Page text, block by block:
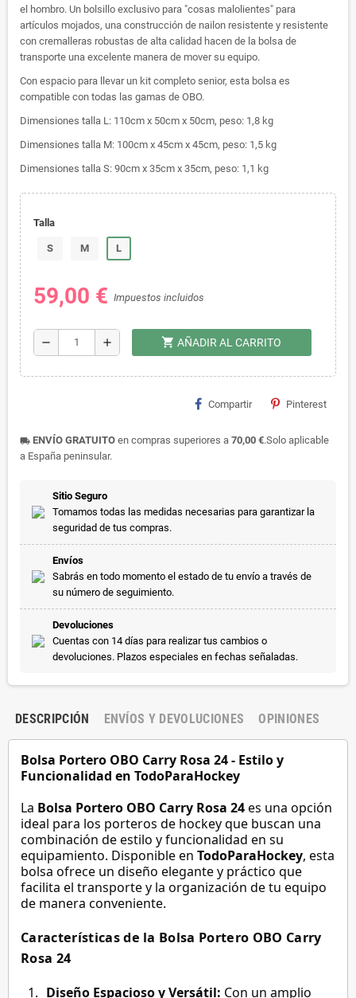
el hombro. Un bolsillo exclusivo para "cosas malolientes" para
artículos mojados, una construcción de nailon resistente y resistente
con cremalleras robustas de alta calidad hacen de la bolsa de
transporte una excelente manera de mover su equipo.
Con espacio para llevar un kit completo senior, esta bolsa es
compatible con todas las gamas de OBO.
Dimensiones talla L: 110cm x 50cm x 50cm, peso: 1,8 kg
Dimensiones talla M: 100cm x 45cm x 45cm, peso: 1,5 kg
Dimensiones talla S: 90cm x 35cm x 35cm, peso: 1,1 kg
Talla
S M L
59,00 € Impuestos incluidos
remove add shopping_cart AÑADIR AL CARRITO
Compartir Pinterest
local_shipping ENVÍO GRATUITO en compras superiores a 70,00 €.Solo aplicable
a España peninsular.
Sitio Seguro
Tomamos todas las medidas necesarias para garantizar la
seguridad de tus compras.
Envíos
Sabrás en todo momento el estado de tu envío a través de
su número de seguimiento.
Devoluciones
Cuentas con 14 días para realizar tus cambios o
devoluciones. Plazos especiales en fechas señaladas.
DESCRIPCIÓN ENVÍOS Y DEVOLUCIONES OPINIONES
Bolsa Portero OBO Carry Rosa 24 - Estilo y
Funcionalidad en TodoParaHockey
La Bolsa Portero OBO Carry Rosa 24es una opción
ideal para los porteros de hockey que buscan una
combinación de estilo y funcionalidad en su
equipamiento. Disponible en TodoParaHockey, esta
bolsa ofrece un diseño elegante y práctico que
facilita el transporte y la organización de tu equipo
de manera conveniente.
Características de la Bolsa Portero OBO Carry
Rosa 24
Diseño Espacioso y Versátil: Con un amplio